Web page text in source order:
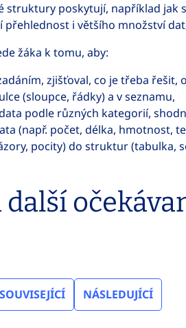
struktury poskytují, například jak
přehlednost i většího množství
žáka k tomu, aby:
zjišťoval, co je třeba řešit,
(sloupce, řádky) a v seznamu,
podle různých kategorií,
(např. počet, délka, hmotnost,
pocity) do struktur (tabulka,
další
SOUVISEJÍCÍ NÁSLEDUJÍCÍ